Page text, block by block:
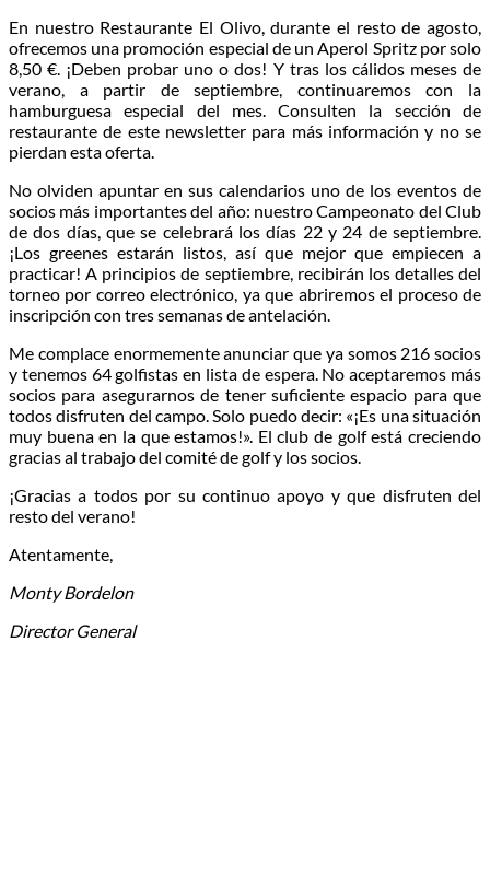
En nuestro Restaurante El Olivo, durante el resto de agosto,
ofrecemos una promoción especial de un Aperol Spritz por solo
8,50 €. ¡Deben probar uno o dos! Y tras los cálidos meses de
verano, a partir de septiembre, continuaremos con la
hamburguesa especial del mes. Consulten la sección de
restaurante de este newsletter para más información y no se
pierdan esta oferta.
No olviden apuntar en sus calendarios uno de los eventos de
socios más importantes del año: nuestro Campeonato del Club
de dos días, que se celebrará los días 22 y 24 de septiembre.
¡Los greenes estarán listos, así que mejor que empiecen a
practicar! A principios de septiembre, recibirán los detalles del
torneo por correo electrónico, ya que abriremos el proceso de
inscripción con tres semanas de antelación.
Me complace enormemente anunciar que ya somos 216 socios
y tenemos 64 golfistas en lista de espera. No aceptaremos más
socios para asegurarnos de tener suficiente espacio para que
todos disfruten del campo. Solo puedo decir: «¡Es una situación
muy buena en la que estamos!». El club de golf está creciendo
gracias al trabajo del comité de golf y los socios.
¡Gracias a todos por su continuo apoyo y que disfruten del
resto del verano!
Atentamente,
Monty Bordelon
Director General